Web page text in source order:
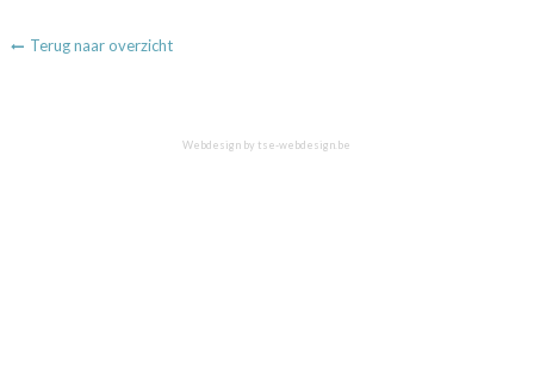
Terug naar overzicht
Webdesign by tse-webdesign.be